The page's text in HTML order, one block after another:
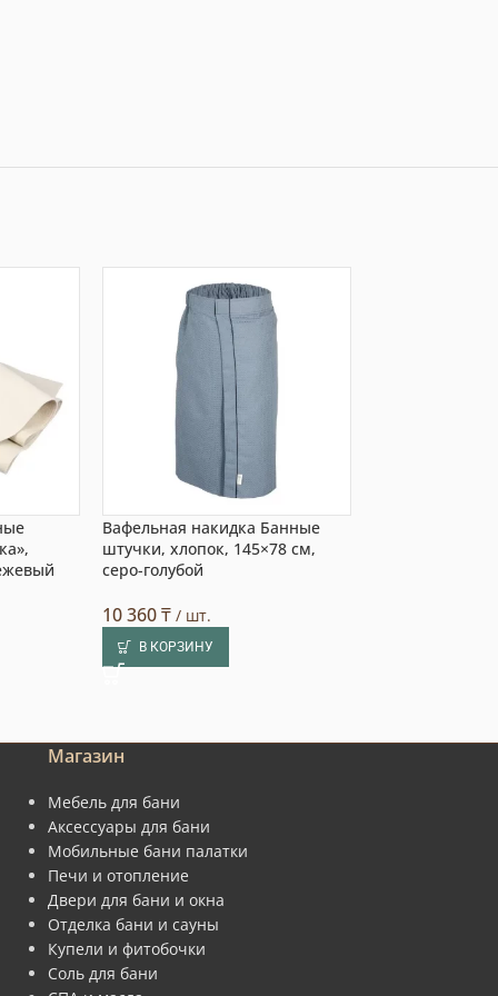
Вафельная накидка Банные
штучки, хлопок, 145×78 см,
серо-голубой
10 360₸/ шт.
В КОРЗИНУ
Магазин
Мебель для бани
Аксессуары для бани
Мобильные бани палатки
Печи и отопление
Двери для бани и окна
Отделка бани и сауны
Купели и фитобочки
Соль для бани